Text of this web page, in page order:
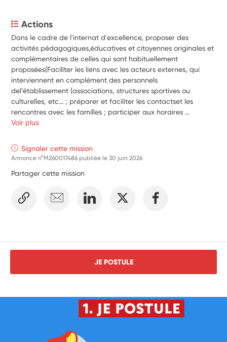
Actions
Dans le cadre de l'internat d'excellence, proposer des
activités pédagogiques,éducatives et citoyennes originales et
complémentaires de celles qui sont habituellement
proposées(Faciliter les liens avec les acteurs externes, qui
interviennent en complément des personnels
del’établissement (associations, structures sportives ou
culturelles, etc... ; préparer et faciliter les contactset les
rencontres avec les familles ; participer aux horaires
d'ouverture du CDI et contribuer à la mise àdisposition des
à l'apprentissage desleçons et à la réalisation des devoirs,
participer à la création d'outils de communication propre
brochures, etc.) ; contribuer au développementd'activités
jeux créatifs et éducatifs).
Voir plus
Signaler cette mission
Annonce n°M260017486 publiée le30 juin 2026
Partager cette mission
JE POSTULE